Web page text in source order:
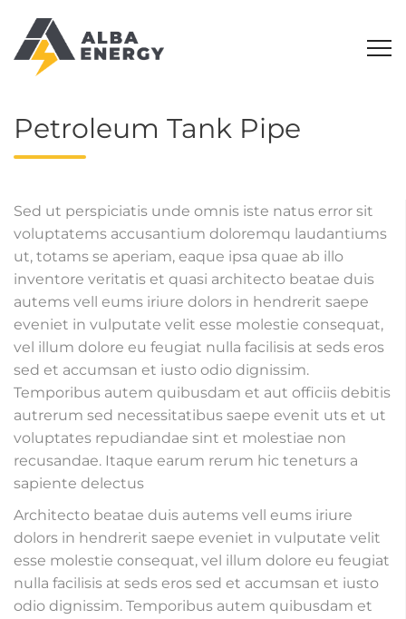
Petroleum Tank Pipe
Sed ut perspiciatis unde omnis iste natus error sit
voluptatems accusantium doloremqu laudantiums
ut, totams se aperiam, eaque ipsa quae ab illo
inventore veritatis et quasi architecto beatae duis
autems vell eums iriure dolors in hendrerit saepe
eveniet in vulputate velit esse molestie consequat,
vel illum dolore eu feugiat nulla facilisis at seds eros
sed et accumsan et iusto odio dignissim.
Temporibus autem quibusdam et aut officiis debitis
autrerum sed necessitatibus saepe evenit uts et ut
voluptates repudiandae sint et molestiae non
recusandae. Itaque earum rerum hic teneturs a
sapiente delectus
Architecto beatae duis autems vell eums iriure
dolors in hendrerit saepe eveniet in vulputate velit
esse molestie consequat, vel illum dolore eu feugiat
nulla facilisis at seds eros sed et accumsan et iusto
odio dignissim. Temporibus autem quibusdam et